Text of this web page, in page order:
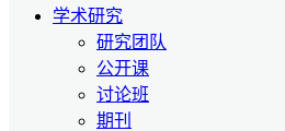
学术研究
研究团队
公开课
讨论班
期刊